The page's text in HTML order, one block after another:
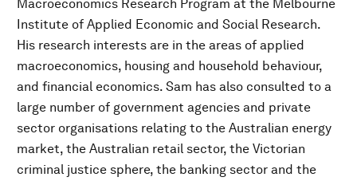
Macroeconomics Research Program at the Melbourne
Institute of Applied Economic and Social Research.
His research interests are in the areas of applied
macroeconomics, housing and household behaviour,
and financial economics. Sam has also consulted to a
large number of government agencies and private
sector organisations relating to the Australian energy
market, the Australian retail sector, the Victorian
criminal justice sphere, the banking sector and the